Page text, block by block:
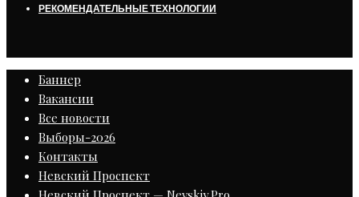
РЕКОМЕНДАТЕЛЬНЫЕ ТЕХНОЛОГИИ
Баннер
Вакансии
Все новости
Выборы-2026
Контакты
Невский Проспект